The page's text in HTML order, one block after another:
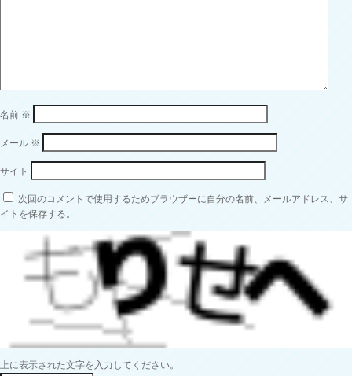
名前 ※
メール ※
サイト
次回のコメントで使用するためブラウザーに自分の名前、メールアドレス、サ
イトを保存する。
上に表示された文字を入力してください。